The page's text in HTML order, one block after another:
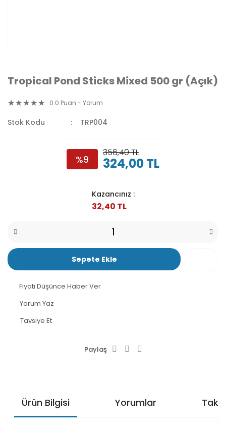
Tropical Pond Sticks Mixed 500 gr (Açık)
0.0 Puan - Yorum
Stok Kodu TRP004
%9
356,40 TL
324,00 TL
Kazancınız :
32,40 TL
Sepete Ekle
Fiyatı Düşünce Haber Ver
Yorum Yaz
Tavsiye Et
Paylaş
Ürün Bilgisi Yorumlar